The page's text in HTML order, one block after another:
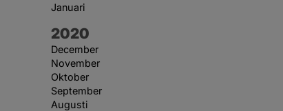
Januari
År:
2020
December
November
Oktober
September
Augusti